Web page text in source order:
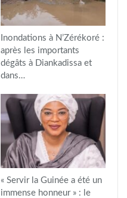
Inondations à N’Zérékoré :
après les importants
dégâts à Diankadissa et
dans…
« Servir la Guinée a été un
immense honneur » : le